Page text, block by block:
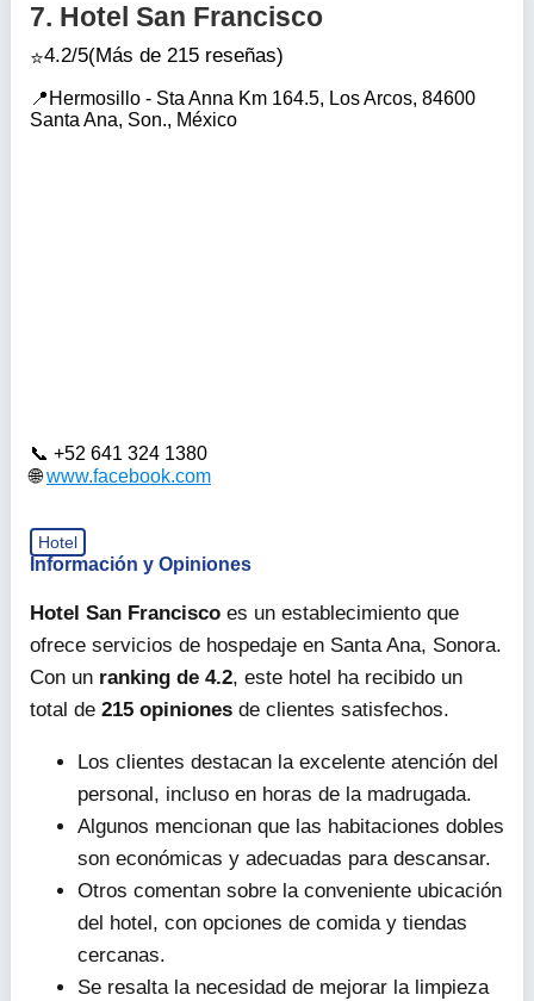
+52 641 324 1380
www.facebook.com
7. Hotel San Francisco
4.2/5(Más de 215 reseñas)
Hermosillo - Sta Anna Km 164.5, Los Arcos, 84600
Santa Ana, Son., México
Hotel
Información y Opiniones
Hotel San Francisco es un establecimiento que
ofrece servicios de hospedaje en Santa Ana, Sonora.
Con un ranking de 4.2, este hotel ha recibido un
total de 215 opiniones de clientes satisfechos.
Los clientes destacan la excelente atención del
personal, incluso en horas de la madrugada.
Algunos mencionan que las habitaciones dobles
son económicas y adecuadas para descansar.
Otros comentan sobre la conveniente ubicación
del hotel, con opciones de comida y tiendas
cercanas.
Se resalta la necesidad de mejorar la limpieza